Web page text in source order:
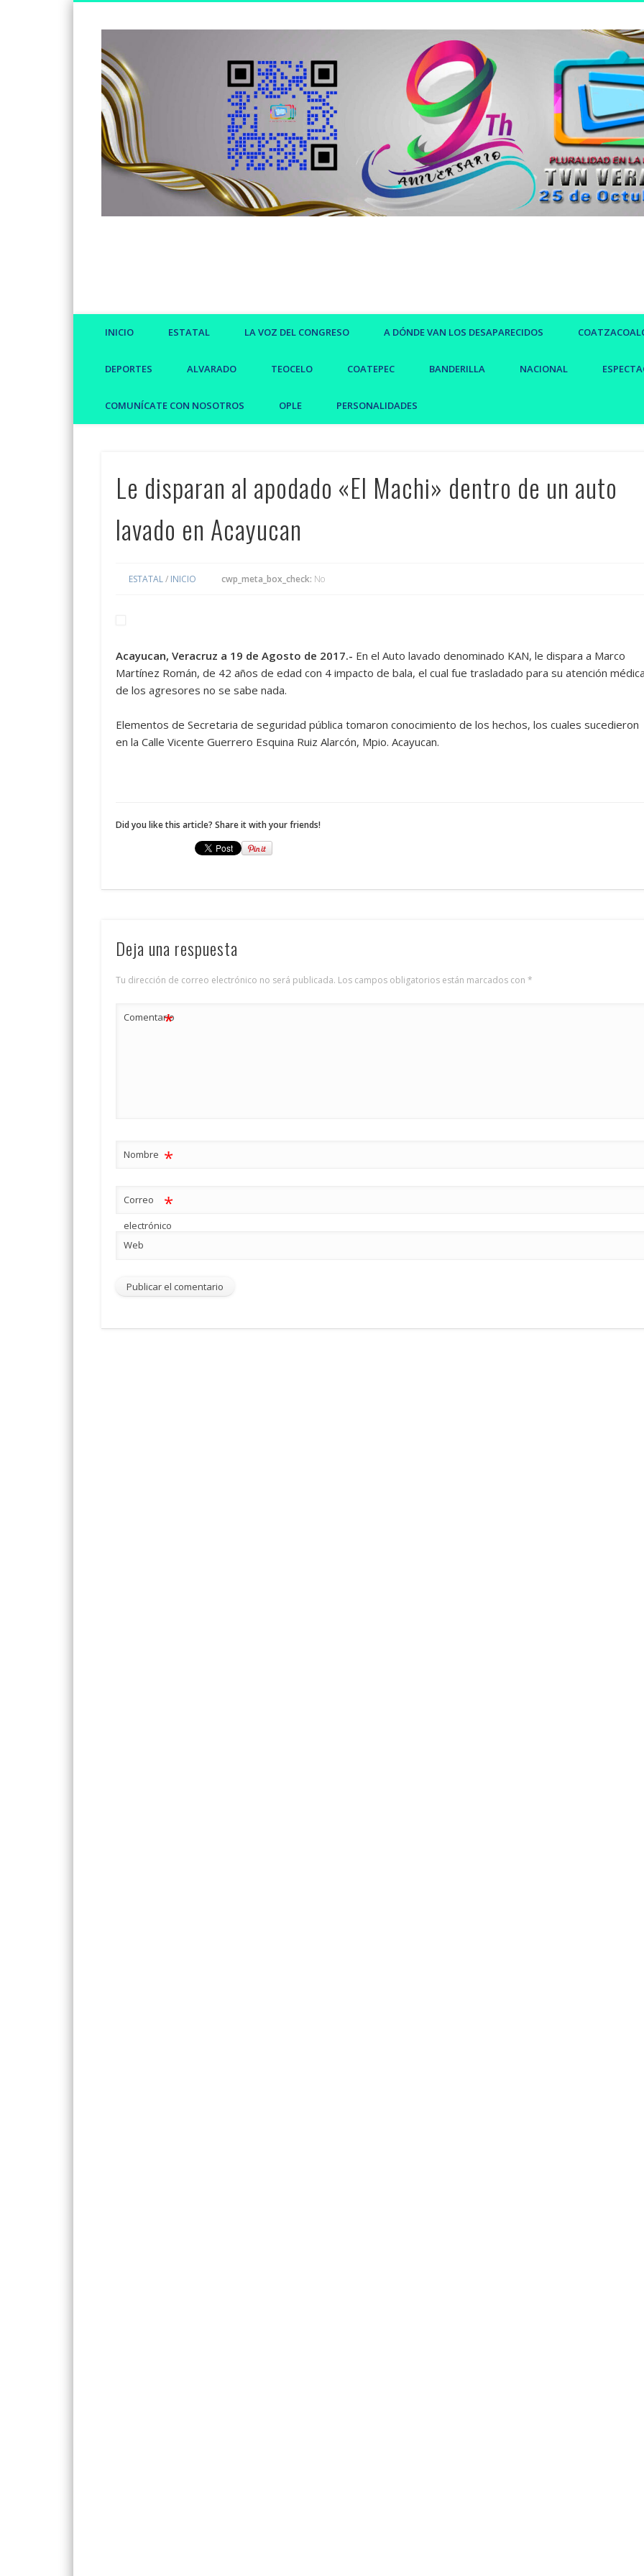
Somos un medio de información independiente, con visión joven.
INICIO ESTATAL LA VOZ DEL CONGRESO A DÓNDE VAN LOS DESAPARECIDOS
DEPORTES ALVARADO TEOCELO COATEPEC BANDERILLA NACIONAL
COMUNÍCATE CON NOSOTROS OPLE PERSONALIDADES
Le disparan al apodado «El Machi» dentro de un auto
lavado en Acayucan
ESTATAL/ INICIO cwp_meta_box_check: No
Acayucan, Veracruz a 19 de Agosto de 2017.- En el Auto lavado denominado KAN, le dispara a Marco
Martínez Román, de 42 años de edad con 4 impacto de bala, el cual fue trasladado para su atención
de los agresores no se sabe nada.
Elementos de Secretaria de seguridad pública tomaron conocimiento de los hechos, los cuales sucedieron
en la Calle Vicente Guerrero Esquina Ruiz Alarcón, Mpio. Acayucan.
Did you like this article? Share it with your friends!
Deja una respuesta
Tu dirección de correo electrónico no será publicada. Los campos obligatorios están marcados con *
Comentario
*
Nombre *
Correo
electrónico
*
Web